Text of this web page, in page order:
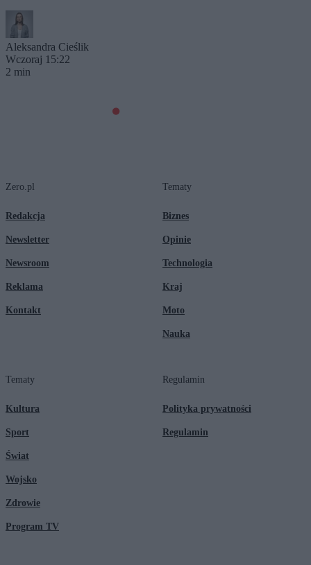
Aleksandra Cieślik
Wczoraj 15:22
2 min
Zero.pl
Redakcja
Newsletter
Newsroom
Reklama
Kontakt
Tematy
Biznes
Opinie
Technologia
Kraj
Moto
Nauka
Tematy
Kultura
Sport
Świat
Wojsko
Zdrowie
Program TV
Regulamin
Polityka prywatności
Regulamin